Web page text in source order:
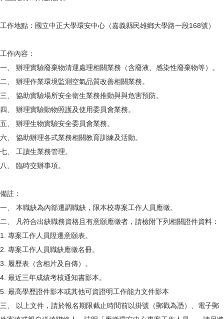
工作地點：國立中正大學環安中心（嘉義縣民雄鄉大學路一段168號）
工作內容：
一、 辦理實驗廢棄物清運處理相關業務（含廢液、感染性廢棄物等）。
二、 辦理作業環境監測空氣品質改善相關業務。
三、 協助實驗場所安全衛生業務推動與與危害預防。
四、 辦理實驗動物照護及使用委員會業務。
五、 辦理生物實驗安全委員會業務。
六、 協助辦理各式業務相關教育訓練及活動。
七、 工讀生業務管理。
八、 臨時交辦事項。
備註：
一、 本職缺為內部遷調職缺，限本校專案工作人員應徵。
二、 凡符合出缺職務資格且有意願應徵者，請檢附下列相關證件資料：
1. 專案工作人員陞遷意願表。
2. 專案工作人員職缺應徵名冊。
3. 履歷表（含相片及自傳）。
4. 最近三年成績考核通知書影本。
5. 最高學歷證件影本或其他可資證明工作能力文件影本
三、 以上文件，請於報名期限截止時間前以掛號（郵戳為憑）、電子郵